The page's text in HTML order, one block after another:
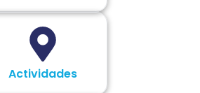
Actividades